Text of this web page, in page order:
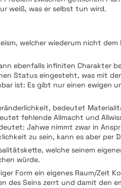
weiß, was er selbst tun wird.
welcher wiederum nicht
ebenfalls infiniten Charakter
Status eingesteht, was mit
ist: Es gibt nur einen ewigen
bedeutet
fehlende Allmacht und
Jahwe nimmt zwar in
zu sein, kann es aber per
welche seinem
würde.
Form ein eigenes Raum/Zeit
des Seins zerrt und damit den